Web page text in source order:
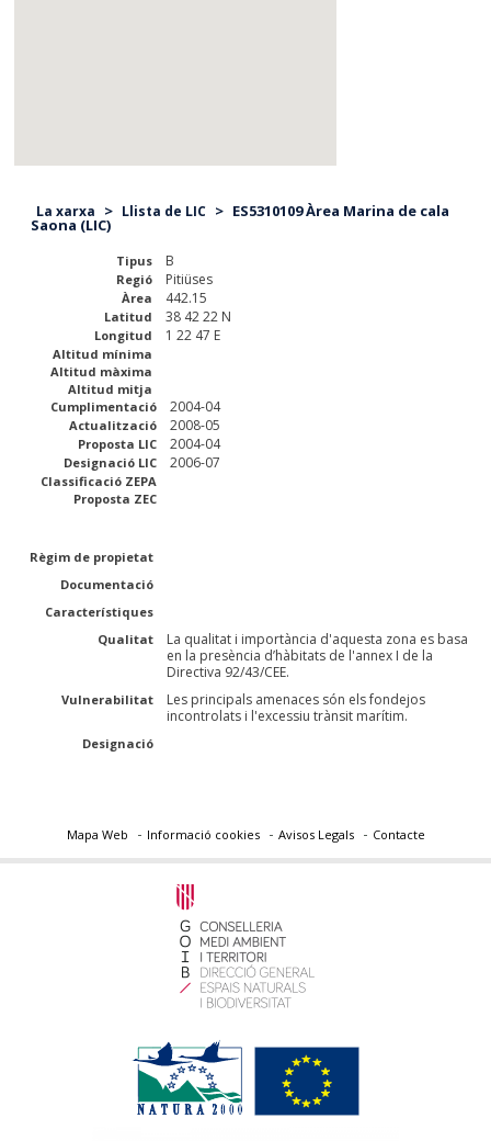
La xarxa > Llista de LIC > ES5310109 Àrea Marina de cala
Saona (LIC)
Tipus B
Regió Pitiüses
Àrea 442.15
Latitud 38 42 22 N
Longitud 1 22 47 E
Altitud mínima
Altitud màxima
Altitud mitja
Cumplimentació
2004-04
Actualització 2008-05
Proposta LIC 2004-04
Designació LIC 2006-07
Classificació ZEPA
Proposta ZEC
Règim de propietat
Documentació
Característiques
Qualitat
La qualitat i importància d'aquesta zona es basa
en la presència d’hàbitats de l'annex I de la
Directiva 92/43/CEE.
Vulnerabilitat
Les principals amenaces són els fondejos
incontrolats i l'excessiu trànsit marítim.
Designació
Mapa Web Informació cookies Avisos Legals Contacte